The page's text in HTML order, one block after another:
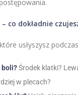
co dokładnie
usłyszysz
boli?Środek klatki?
w plecach?